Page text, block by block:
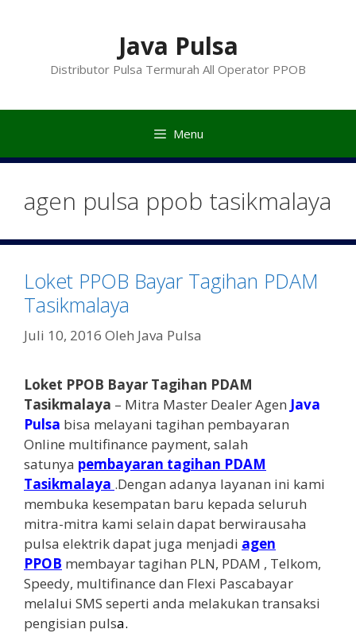
Java Pulsa
Distributor Pulsa Termurah All Operator PPOB
Menu
agen pulsa ppob tasikmalaya
Loket PPOB Bayar Tagihan PDAM
Tasikmalaya
Juli 10, 2016 Oleh Java Pulsa
Loket PPOB Bayar Tagihan PDAM
Tasikmalaya – Mitra Master Dealer Agen Java
Pulsa bisa melayani tagihan pembayaran
Online multifinance payment, salah
satunya pembayaran tagihan PDAM
Tasikmalaya .Dengan adanya layanan ini kami
membuka kesempatan baru kepada seluruh
mitra-mitra kami selain dapat berwirausaha
pulsa elektrik dapat juga menjadi agen
PPOB membayar tagihan PLN, PDAM , Telkom,
Speedy, multifinance dan Flexi Pascabayar
melalui SMS seperti anda melakukan transaksi
pengisian pulsa.